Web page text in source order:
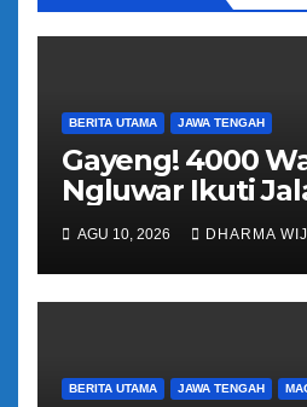
BERITA UTAMA JAWA TENGAH
Gayeng! 4000
Ngluwar Ikuti
Guyub Rukun,
Hardono :
Desa
AGU 10, 2026 DHARMA
BERITA UTAMA JAWA TENGAH